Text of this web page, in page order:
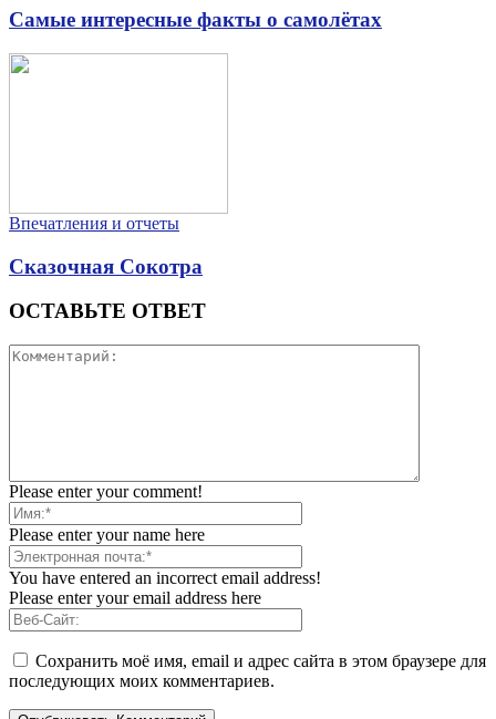
Самые интересные факты о самолётах
Впечатления и отчеты
Сказочная Сокотра
ОСТАВЬТЕ ОТВЕТ
Please enter your comment!
Please enter your name here
You have entered an incorrect email address!
Please enter your email address here
Сохранить моё имя, email и адрес сайта в этом браузере для
последующих моих комментариев.